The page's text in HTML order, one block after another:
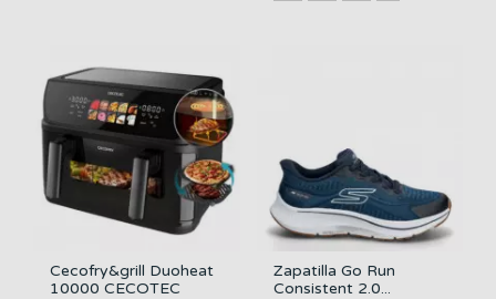
Cecofry&grill Duoheat
10000 CECOTEC
Zapatilla Go Run
Consistent 2.0...